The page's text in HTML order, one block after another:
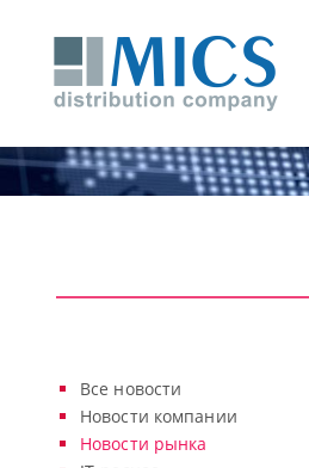
Все новости
Новости компании
Новости рынка